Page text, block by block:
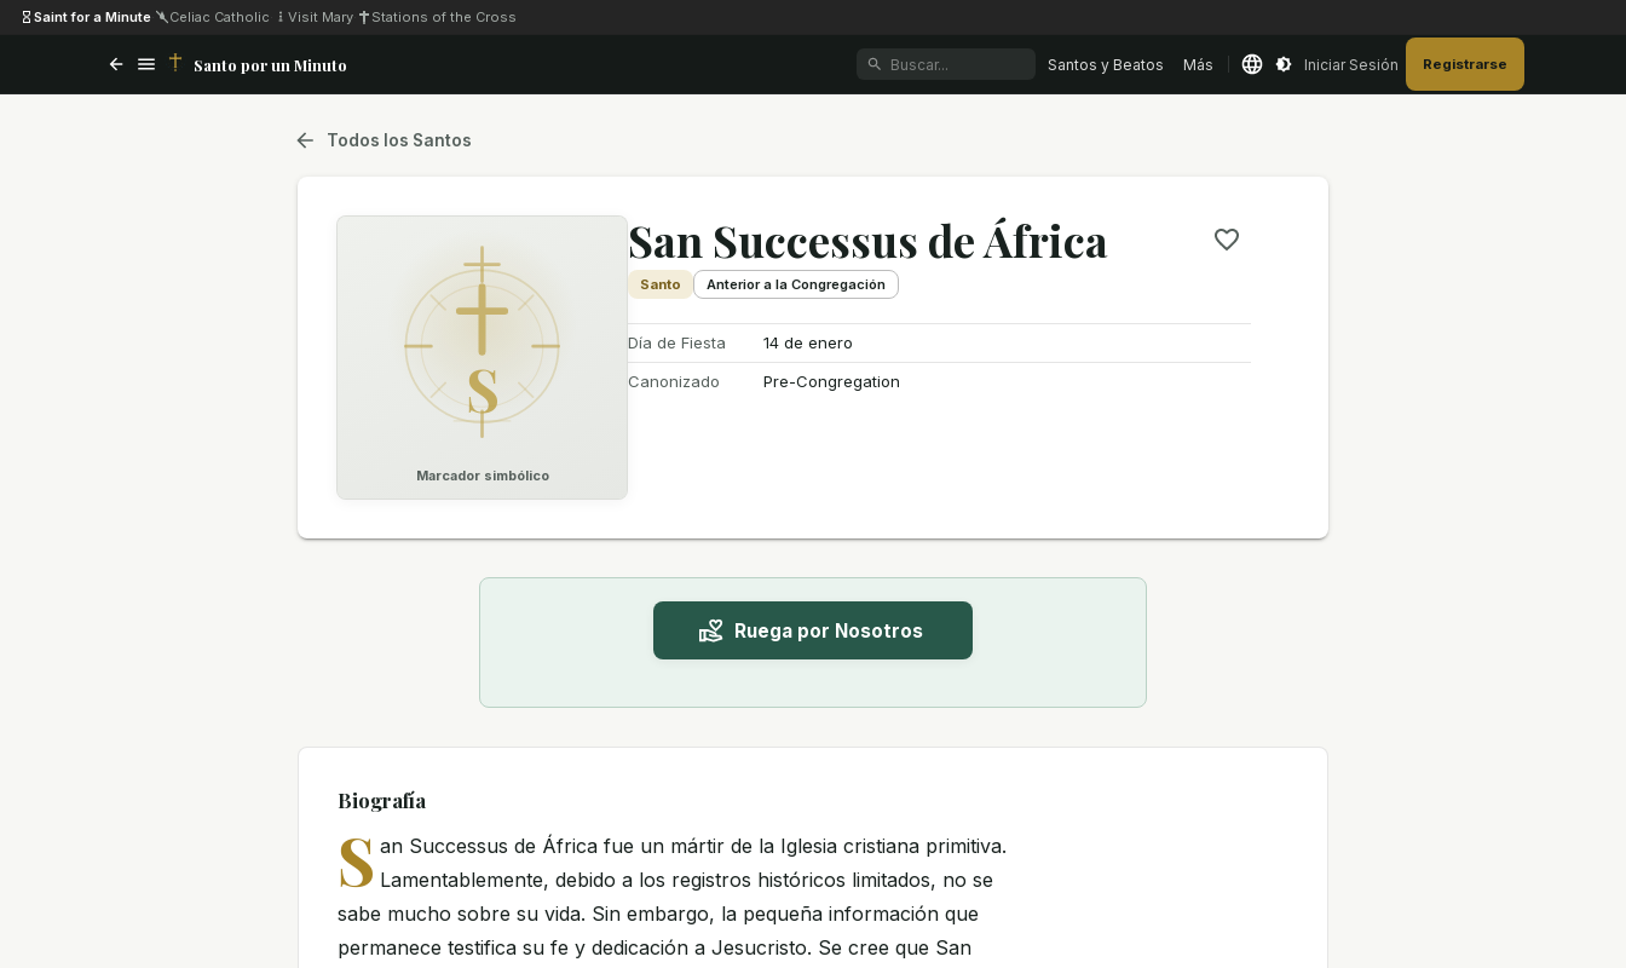
Saint for a Minute Celiac Catholic Visit Mary Stations of the Cross
Santo por un Minuto Santos y Beatos Más Iniciar Sesión Registrarse
Todos los Santos
S
Marcador simbólico
San Successus de África
Santo Anterior a la Congregación
Día de Fiesta
14 de enero
Canonizado
Pre-Congregation
Ruega por Nosotros
Biografía
S an Successus de África fue un mártir de la Iglesia cristiana primitiva.
Lamentablemente, debido a los registros históricos limitados, no se
sabe mucho sobre su vida. Sin embargo, la pequeña información que
permanece testifica su fe y dedicación a Jesucristo. Se cree que San